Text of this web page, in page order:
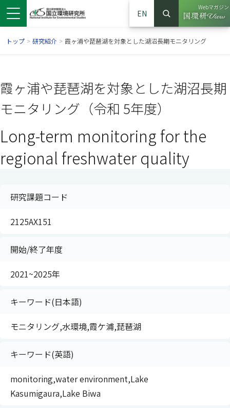
EN
サイト内検索
検索
Webマガジン
（別ウイ
トップ > 研究紹介 > 霞ヶ浦や琵琶湖を対象とした湖沼長期モニタリング
霞ヶ浦や琵琶湖を対象とした湖沼長期
モニタリング（令和 5年度）
Long-term monitoring for the
regional freshwater quality
研究課題コード
2125AX151
開始/終了年度
2021~2025年
キーワード(日本語)
モニタリング,水環境,霞ケ浦,琵琶湖
キーワード(英語)
monitoring,water environment,Lake
Kasumigaura,Lake Biwa